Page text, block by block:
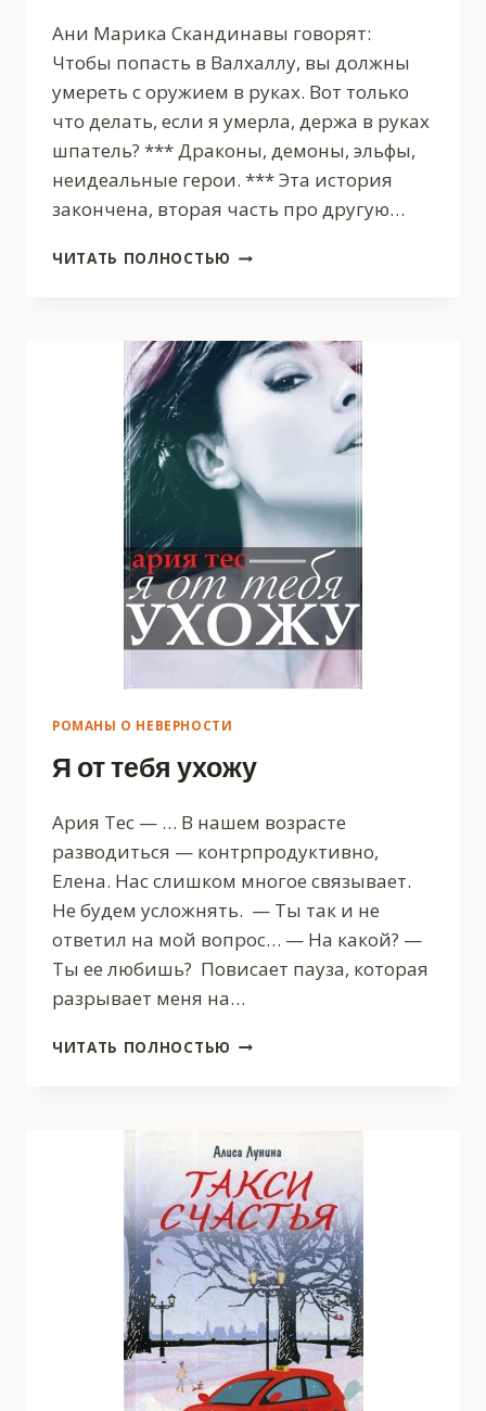
Ани Марика Скандинавы говорят:
Чтобы попасть в Валхаллу, вы должны
умереть с оружием в руках. Вот только
что делать, если я умерла, держа в руках
шпатель? *** Драконы, демоны, эльфы,
неидеальные герои. *** Эта история
закончена, вторая часть про другую…
ЧИТАТЬ ПОЛНОСТЬЮ ЖАЖДА
РОМАНЫ О НЕВЕРНОСТИ
Я от тебя ухожу
Ария Тес — … В нашем возрасте
разводиться — контрпродуктивно,
Елена. Нас слишком многое связывает.
Не будем усложнять. — Ты так и не
ответил на мой вопрос… — На какой? —
Ты ее любишь? Повисает пауза, которая
разрывает меня на…
ЧИТАТЬ ПОЛНОСТЬЮ Я